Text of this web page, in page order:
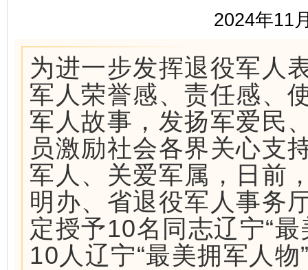
2024年11
为进一步发挥退役军人
军人荣誉感、责任感、
军人故事，发扬军爱民
员激励社会各界关心支
军人、关爱军属，日前
明办、省退役军人事务
定授予10名同志辽宁“
10人辽宁“最美拥军人物